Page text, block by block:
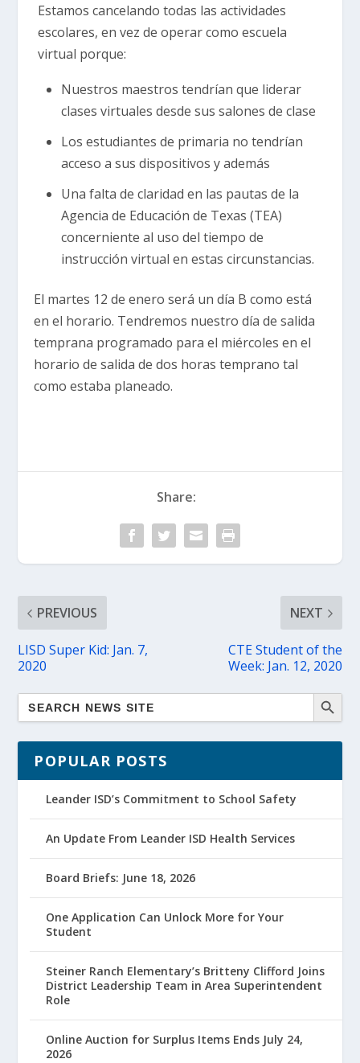
Estamos cancelando todas las actividades
escolares, en vez de operar como escuela
virtual porque:
Nuestros maestros tendrían que liderar
clases virtuales desde sus salones de clase
Los estudiantes de primaria no tendrían
acceso a sus dispositivos y además
Una falta de claridad en las pautas de la
Agencia de Educación de Texas (TEA)
concerniente al uso del tiempo de
instrucción virtual en estas circunstancias.
El martes 12 de enero será un día B como está
en el horario. Tendremos nuestro día de salida
temprana programado para el miércoles en el
horario de salida de dos horas temprano tal
como estaba planeado.
Share:
PREVIOUS
LISD Super Kid: Jan. 7,
2020
NEXT
CTE Student of the
Week: Jan. 12, 2020
POPULAR POSTS
Leander ISD’s Commitment to School Safety
An Update From Leander ISD Health Services
Board Briefs: June 18, 2026
One Application Can Unlock More for Your
Student
Steiner Ranch Elementary’s Britteny Clifford Joins
District Leadership Team in Area Superintendent
Role
Online Auction for Surplus Items Ends July 24,
2026